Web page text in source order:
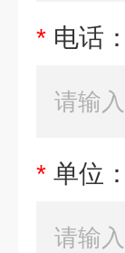
* 电话：
* 单位：